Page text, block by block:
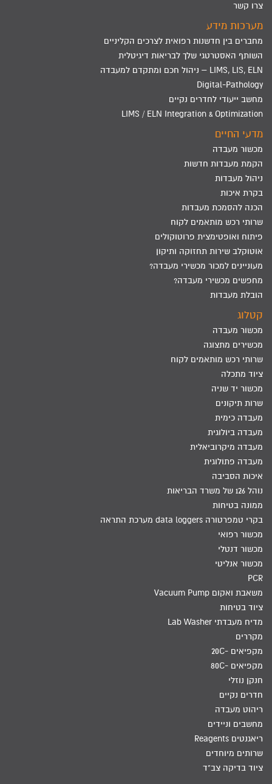
צרו קשר
מערכות מידע
מחברים בין חדשנות רפואית לצרכים הקליניים
השותף האסטרטגי שלך לבריאות דיגיטלית
LIMS, LIS, ELN – ניהול חכם ומתקדם למעבדה
Digital-Pathology
מחשב ייעודי לחדרים נקיים
LIMS / ELN Integration & Optimization
מדעי החיים
מכשור מעבדה
הקמת מעבדות חדשות
ניהול מעבדות
בקרת איכות
הכנה להסמכת מעבדות
שרותי רכש מותאמים לקוח
פיתוח ואופטימצית פרוטוקולים
אוטוקלב שירות תחזוקה ותיקון
מעוניינים למכור מכשירי מעבדה?
מחפשים מכשירי מעבדה?
הובלת מעבדות
קטלוג
מכשור מעבדה
מכשירים מתצוגה
שרותי רכש מותאמים לקוח
ציוד מתכלה
מכשור יד שניה
שרות תיקונים
מעבדה כימית
מעבדה ביולוגית
מעבדה מיקרוביאלית
מעבדה פתולוגית
איכות הסביבה
נוהל 126 של משרד הבריאות
ממונה בטיחות
בקרי טמפרטורה data loggers מערכת התראה
מכשור רפואי
מכשור דנטלי
מכשור אנליטי
PCR
משאבת ואקום Vacuum Pump
ציוד בטיחות
מדיח מעבדתי Lab Washer
מקררים
מקפיאים -20C
מקפיאים -80C
חנקן נוזלי
חדרים נקיים
ריהוט מעבדה
מחשבים וניידים
ריאגנטים Reagents
שרותים מיוחדים
ציוד בדיקה צב"ד